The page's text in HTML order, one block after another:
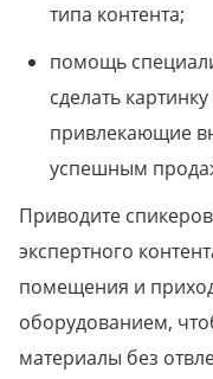
типа контента;
помощь
сделать
привлекающие
успешным
Приводите
экспертного
помещения и
оборудованием,
материалы без